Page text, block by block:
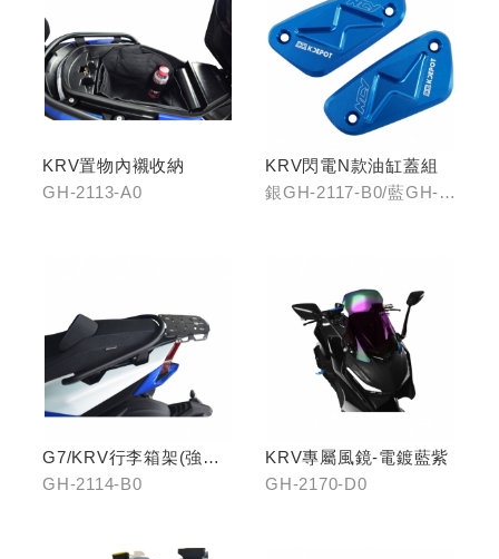
KRV置物內襯收納
GH-2113-A0
KRV閃電N款油缸蓋組
銀GH-2117-B0/藍GH-
G7/KRV行李箱架(強化)
置物版型
GH-2114-B0
KRV專屬風鏡-電鍍藍紫
GH-2170-D0